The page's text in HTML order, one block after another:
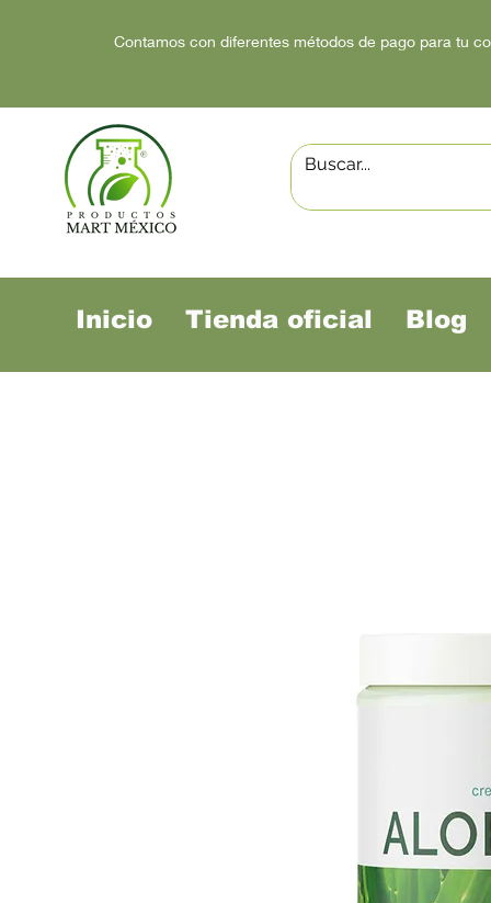
Contamos con diferentes métodos de pago para tu
Inicio Tienda oficial Blog